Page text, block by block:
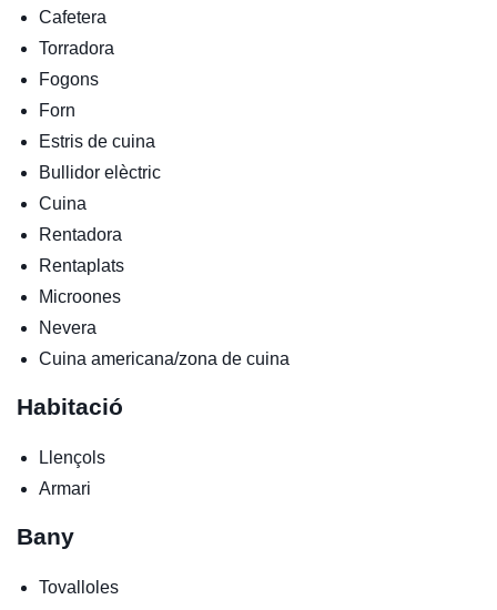
Cafetera
Torradora
Fogons
Forn
Estris de cuina
Bullidor elèctric
Cuina
Rentadora
Rentaplats
Microones
Nevera
Cuina americana/zona de cuina
Habitació
Llençols
Armari
Bany
Tovalloles